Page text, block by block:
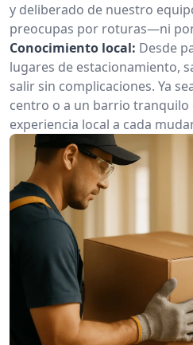
y deliberado de nuestro
preocupas por roturas—ni
Conocimiento local: Desde
lugares de estacionamiento,
salir sin complicaciones. Ya
centro o a un barrio tranquilo
experiencia local a cada